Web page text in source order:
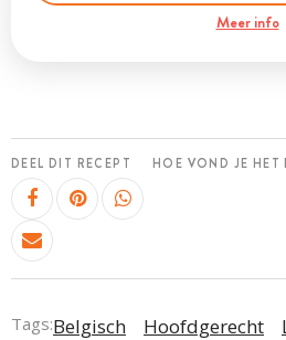
Meer info
DEEL DIT RECEPT HOE VOND JE HET
Tags:Belgisch Hoofdgerecht